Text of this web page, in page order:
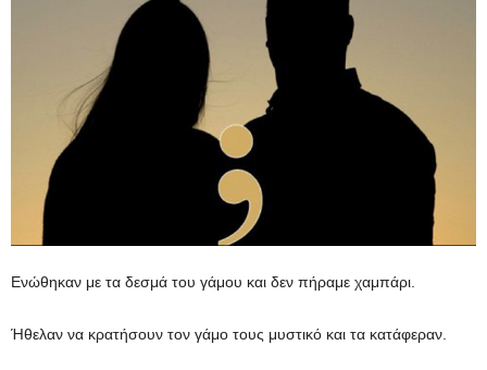
Ενώθηκαν με τα δεσμά του γάμου και δεν πήραμε χαμπάρι.
Ήθελαν να κρατήσουν τον γάμο τους μυστικό και τα κατάφεραν.